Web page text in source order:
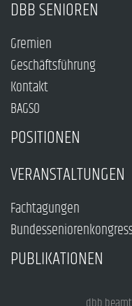
DBB SENIOREN
Gremien
Geschäftsführung
Kontakt
BAGSO
POSITIONEN
VERANSTALTUNGEN
Fachtagungen
PUBLIKATIONEN